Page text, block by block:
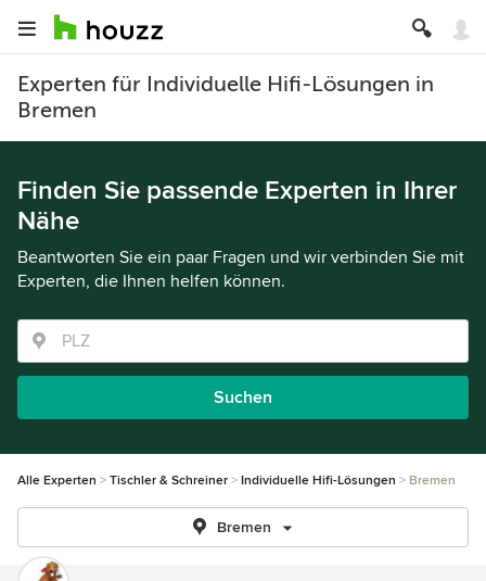
Experten für Individuelle Hifi-Lösungen in
Bremen
Finden Sie passende Experten in Ihrer
Nähe
Beantworten Sie ein paar Fragen und wir verbinden Sie mit
Experten, die Ihnen helfen können.
Suchen
Alle Experten Tischler & Schreiner Individuelle Hifi-Lösungen Bremen
Bremen